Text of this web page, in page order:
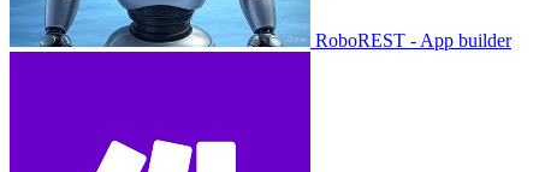
RoboREST - App builder